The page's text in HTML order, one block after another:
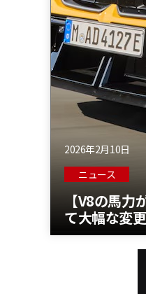
2026年2月10日
ニュース
【V8の馬
て大幅な変